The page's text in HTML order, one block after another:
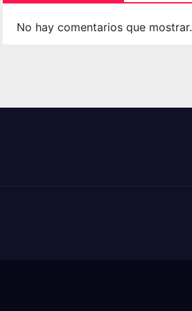
No hay comentarios que mostrar.